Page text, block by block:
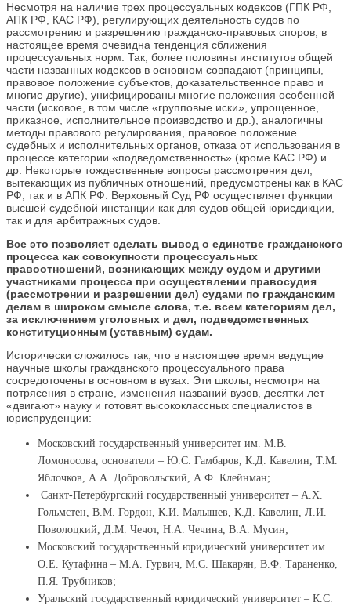
Несмотря на наличие трех процессуальных кодексов (ГПК РФ,
АПК РФ, КАС РФ), регулирующих деятельность судов по
рассмотрению и разрешению гражданско-правовых споров, в
настоящее время очевидна тенденция сближения
процессуальных норм. Так, более половины институтов общей
части названных кодексов в основном совпадают (принципы,
правовое положение субъектов, доказательственное право и
многие другие), унифицированы многие положения особенной
части (исковое, в том числе «групповые иски», упрощенное,
приказное, исполнительное производство и др.), аналогичны
методы правового регулирования, правовое положение
судебных и исполнительных органов, отказа от использования в
процессе категории «подведомственность» (кроме КАС РФ) и
др. Некоторые тождественные вопросы рассмотрения дел,
вытекающих из публичных отношений, предусмотрены как в КАС
РФ, так и в АПК РФ. Верховный Суд РФ осуществляет функции
высшей судебной инстанции как для судов общей юрисдикции,
так и для арбитражных судов.
Все это позволяет сделать вывод о единстве гражданского
процесса как совокупности процессуальных
правоотношений, возникающих между судом и другими
участниками процесса при осуществлении правосудия
(рассмотрении и разрешении дел) судами по гражданским
делам в широком смысле слова, т.е. всем категориям дел,
за исключением уголовных и дел, подведомственных
конституционным (уставным) судам.
Исторически сложилось так, что в настоящее время ведущие
научные школы гражданского процессуального права
сосредоточены в основном в вузах. Эти школы, несмотря на
потрясения в стране, изменения названий вузов, десятки лет
«двигают» науку и готовят высококлассных специалистов в
юриспруденции:
Московский государственный университет им. М.В.
Ломоносова, основатели – Ю.С. Гамбаров, К.Д. Кавелин, Т.М.
Яблочков, А.А. Добровольский, А.Ф. Клейнман;
Санкт-Петербургский государственный университет – А.Х.
Гольмстен, В.М. Гордон, К.И. Малышев, К.Д. Кавелин, Л.И.
Поволоцкий, Д.М. Чечот, Н.А. Чечина, В.А. Мусин;
Московский государственный юридический университет им.
О.Е. Кутафина – М.А. Гурвич, М.С. Шакарян, В.Ф. Тараненко,
П.Я. Трубников;
Уральский государственный юридический университет – К.С.